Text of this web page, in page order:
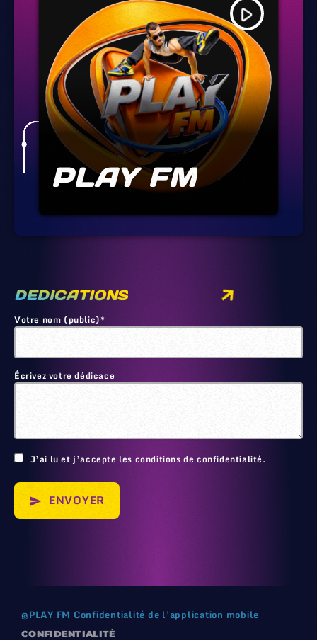
play_arrow
PLAY FM
DEDICATIONS
Votre nom (public)*
Écrivez votre dédicace
J’ai lu et j’accepte les conditions de confidentialité.
send ENVOYER
@PLAY FM Confidentialité de l'application mobile
CONFIDENTIALITÉ